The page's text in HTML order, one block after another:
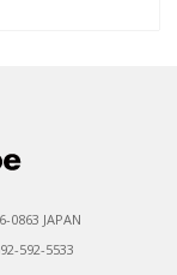
JAPAN
592-5533